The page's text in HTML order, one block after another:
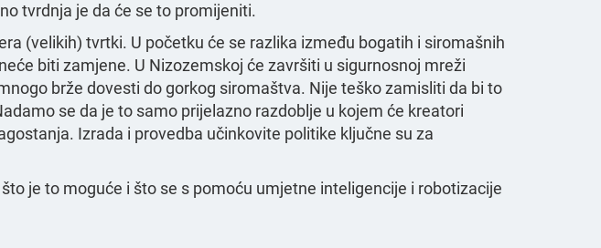
no tvrdnja je da će se to promijeniti.
(velikih) tvrtki. U početku će se razlika između bogatih i siromašnih
biti zamjene. U Nizozemskoj će završiti u sigurnosnoj mreži
brže dovesti do gorkog siromaštva. Nije teško zamisliti da bi to
se da je to samo prijelazno razdoblje u kojem će kreatori
Izrada i provedba učinkovite politike ključne su za
je to moguće i što se s pomoću umjetne inteligencije i robotizacije